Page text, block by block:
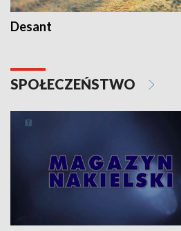
Desant
SPOŁECZEŃSTWO